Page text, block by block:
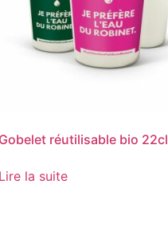
Gobelet réutilisable bio 22cl
Lire la suite